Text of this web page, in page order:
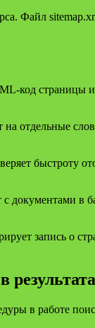
Файл
код страницы
отдельные
быстроту
запись о
в работе